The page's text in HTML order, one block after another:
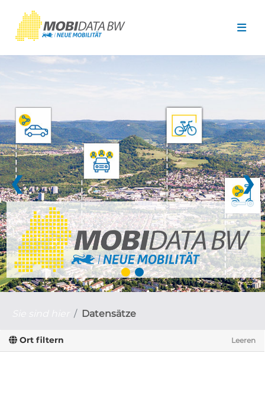
❮ ❯
Datensätze
Ort filtern Leeren